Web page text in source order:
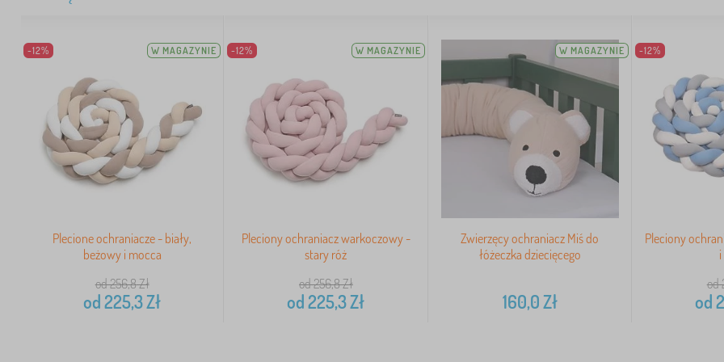
-12% W MAGAZYNIE
Plecione ochraniacze - biały,
beżowy i mocca
od 256,8Zł
od225,3Zł
-12% W MAGAZYNIE
Pleciony ochraniacz warkoczowy -
stary róż
od 256,8Zł
od225,3Zł
W MAGAZYNIE
Zwierzęcy ochraniacz Miś do
łóżeczka dziecięcego
160,0Zł
-12%
Pleciony
i
od
od